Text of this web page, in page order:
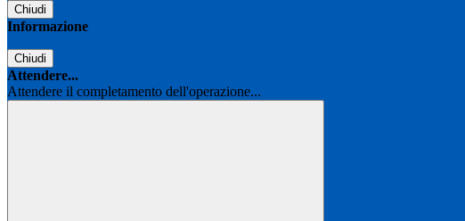
Chiudi
Informazione
Chiudi
Attendere...
Attendere il completamento dell'operazione...